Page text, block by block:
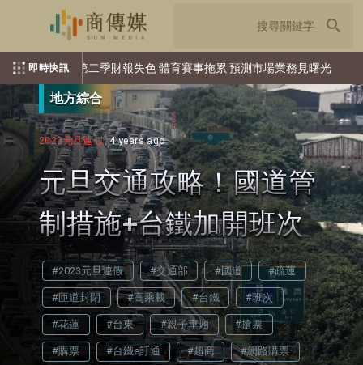
search
即時快訊
第二季財報失色 體育賽事拖累 預測市場業務見曙光 烏克蘭急
地方綜合
2023元旦連假 4 years ago
元旦交通攻略！國道管
制措施+台鐵加開班次
#2023元旦連假 #交通部 #國道 #疏運
#匝道封閉 #高乘載 #台鐵 #班次
#花蓮 #台東 #親子車廂 #搶票
#購票 #台鐵e訂通 #超商 #網路購票